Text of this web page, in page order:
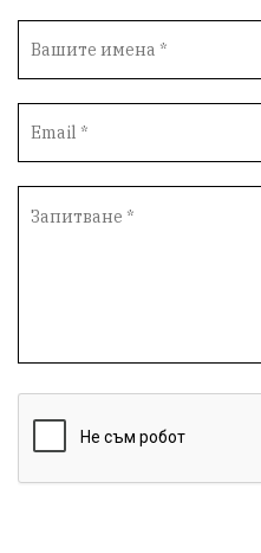
васил левски
нападение
филм храна
Китай